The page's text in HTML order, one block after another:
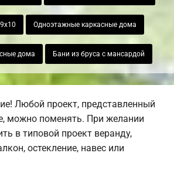
Одноэтажные каркасные дома
дома Бани из бруса с мансардой
Любой проект, представленный
можно поменять. При желании
в типовой проект веранду,
остекление, навес или